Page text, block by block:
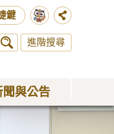
鍵
進階搜尋
聞與公告